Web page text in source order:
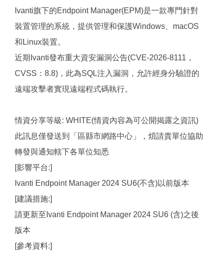
執行成效
DNS RPZ
Ivanti旗下的Endpoint Manager(EPM)是一款專門針對
裝置管理的系統，提供管理和保護Windows、macOS
和Linux裝置。
近期Ivanti發布重大資安漏洞公告(CVE-2026-8111，
CVSS：8.8)，此為SQL注入漏洞，允許經身分驗證的
遠端攻擊者實現遠端程式碼執行。
情資分享等級: WHITE(情資內容為可公開揭露之資訊)
此訊息僅發送到「區縣市網路中心」，煩請貴單位協助
轉發與通知轄下各單位知悉
[影響平台:]
Ivanti Endpoint Manager 2024 SU6(不含)以前版本
[建議措施:]
請更新至Ivanti Endpoint Manager 2024 SU6 (含)之後
版本
[參考資料:]